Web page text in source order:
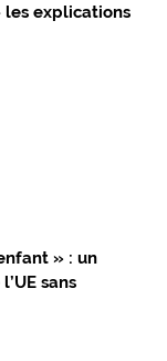
les explications
» : un
sans